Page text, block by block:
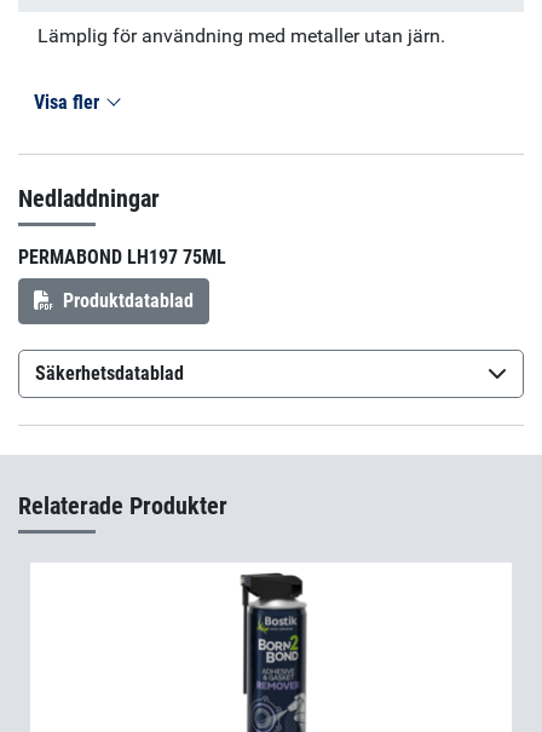
Lämplig för användning med metaller utan järn.
Visa fler
Nedladdningar
PERMABOND LH197 75ML
Produktdatablad
Säkerhetsdatablad
Permabond LH197 (sv-SE)
Relaterade Produkter